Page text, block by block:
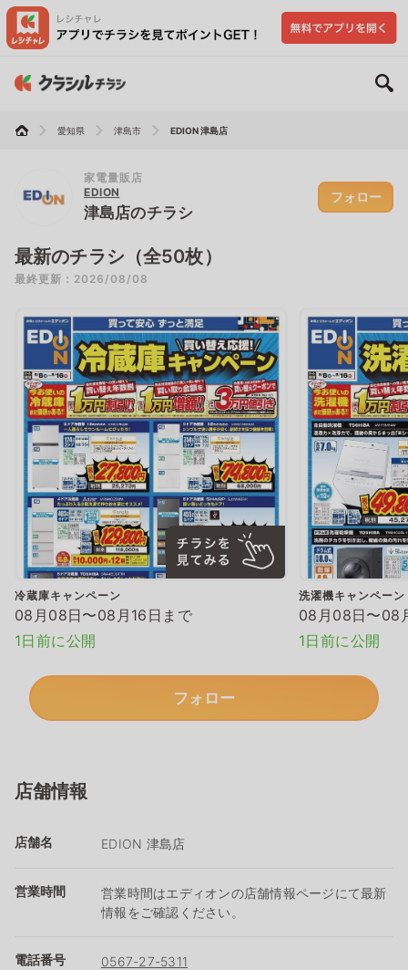
愛知県 津島市 EDION 津島店
家電量販店
EDION
津島店のチラシ
フォロー
最新のチラシ（全50枚）
最終更新：2026/08/08
冷蔵庫キャンペーン
08月08日〜08月16日まで
1日前に公開
洗濯機キャンペーン
08月08日〜08
1日前に公開
フォロー
店舗情報
店舗名 EDION 津島店
営業時間
営業時間はエディオンの店舗情報ページにて最新
情報をご確認ください。
電話番号 0567-27-5311